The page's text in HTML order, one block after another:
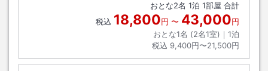
おとな2名 1泊 1部屋 合計
税込 18,800円 〜 43,000円
おとな1名 (2名1室)｜ 1泊
税込 9,400円〜21,500円